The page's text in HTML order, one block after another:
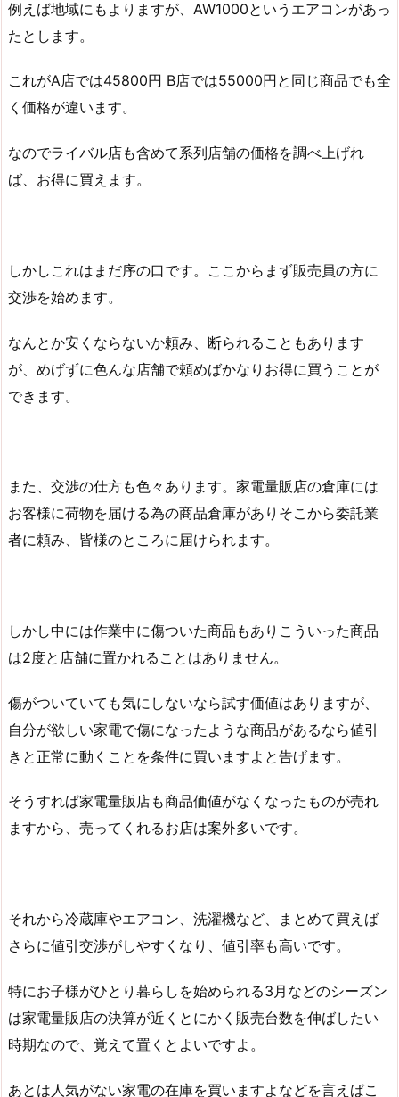
例えば地域にもよりますが、AW1000というエアコンがあっ
たとします。
これがA店では45800円 B店では55000円と同じ商品でも全
く価格が違います。
なのでライバル店も含めて系列店舗の価格を調べ上げれ
ば、お得に買えます。
しかしこれはまだ序の口です。ここからまず販売員の方に
交渉を始めます。
なんとか安くならないか頼み、断られることもあります
が、めげずに色んな店舗で頼めばかなりお得に買うことが
できます。
また、交渉の仕方も色々あります。家電量販店の倉庫には
お客様に荷物を届ける為の商品倉庫がありそこから委託業
者に頼み、皆様のところに届けられます。
しかし中には作業中に傷ついた商品もありこういった商品
は2度と店舗に置かれることはありません。
傷がついていても気にしないなら試す価値はありますが、
自分が欲しい家電で傷になったような商品があるなら値引
きと正常に動くことを条件に買いますよと告げます。
そうすれば家電量販店も商品価値がなくなったものが売れ
ますから、売ってくれるお店は案外多いです。
それから冷蔵庫やエアコン、洗濯機など、まとめて買えば
さらに値引交渉がしやすくなり、値引率も高いです。
特にお子様がひとり暮らしを始められる3月などのシーズン
は家電量販店の決算が近くとにかく販売台数を伸ばしたい
時期なので、覚えて置くとよいですよ。
あとは人気がない家電の在庫を買いますよなどを言えばこ